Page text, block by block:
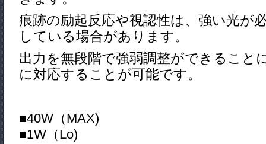
痕跡の励起反応や視認性は、強い光が
し ている場合があります。
出力を無段階で強弱調整ができること
に対応することが可能です。
■40W
■1W（Lo)